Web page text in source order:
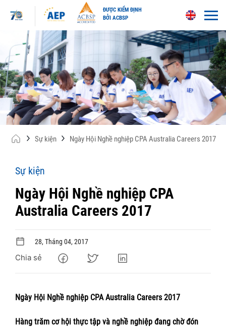
content
ĐƯỢC KIỂM ĐỊNH
BỞI ACBSP
Sự kiện Ngày Hội Nghề nghiệp CPA Australia Careers 2017
Sự kiện
Ngày Hội Nghề nghiệp CPA
Australia Careers 2017
28, Tháng 04, 2017
Chia sẻ
Ngày Hội Nghề nghiệp CPA Australia Careers 2017
Hàng trăm cơ hội thực tập và nghề nghiệp đang chờ đón